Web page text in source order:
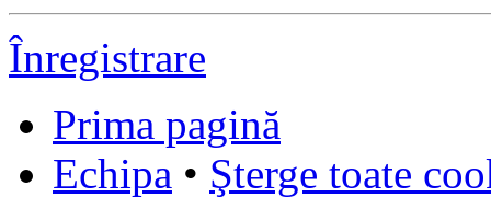
Înregistrare
Prima pagină
Echipa • Şterge toate